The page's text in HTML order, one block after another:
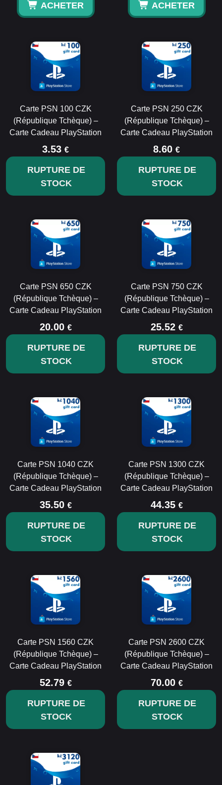
ACHETER ACHETER
Carte PSN 100 CZK
(République Tchèque) –
Carte Cadeau PlayStation
3.53 €
RUPTURE DE
STOCK
Carte PSN 250 CZK
(République Tchèque) –
Carte Cadeau PlayStation
8.60 €
RUPTURE DE
STOCK
Carte PSN 650 CZK
(République Tchèque) –
Carte Cadeau PlayStation
20.00 €
RUPTURE DE
STOCK
Carte PSN 750 CZK
(République Tchèque) –
Carte Cadeau PlayStation
25.52 €
RUPTURE DE
STOCK
Carte PSN 1040 CZK
(République Tchèque) –
Carte Cadeau PlayStation
35.50 €
RUPTURE DE
STOCK
Carte PSN 1300 CZK
(République Tchèque) –
Carte Cadeau PlayStation
44.35 €
RUPTURE DE
STOCK
Carte PSN 1560 CZK
(République Tchèque) –
Carte Cadeau PlayStation
52.79 €
RUPTURE DE
STOCK
Carte PSN 2600 CZK
(République Tchèque) –
Carte Cadeau PlayStation
70.00 €
RUPTURE DE
STOCK